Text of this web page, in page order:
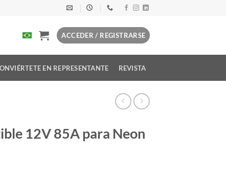
ACCEDER / REGISTRARSE
EN REPRESENTANTE REVISTA
12V 85A para Neon